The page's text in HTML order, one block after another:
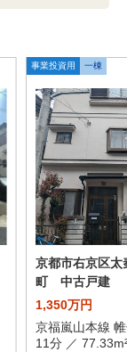
事業投資用 一棟
京都市右京区太
町 中古戸建
1,350万円
京福嵐山本線
11分 ／